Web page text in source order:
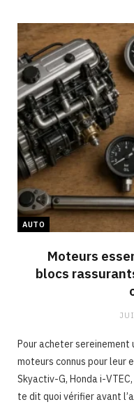
AUTO
Moteurs
blocs
Pour acheter sereinement
moteurs connus pour leur
Skyactiv-G, Honda i-
te dit quoi vérifier avant